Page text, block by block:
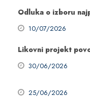
Odluka o izboru
10/07/2026
Likovni projekt
30/06/2026
25/06/2026